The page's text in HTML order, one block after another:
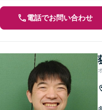
電話でお問い合わせ